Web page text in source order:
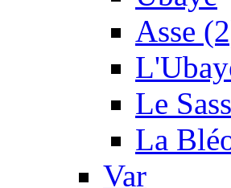
Asse
Le
La
Var